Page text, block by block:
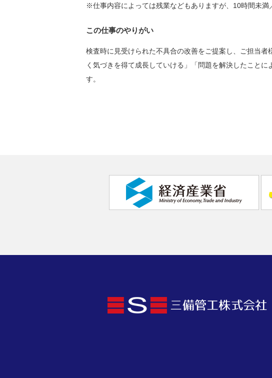
※仕事内容によっては残業などもありますが、10時間未満
この仕事のやりがい
検査時に見受けられた不具合の改善をご提案し、ご担当
く気づきを得て成長していける」「問題を解決したこと
す。